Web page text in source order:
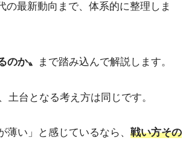
最新動向まで、体系的に整理しま
のか〟 まで踏み込んで解説します。
台となる考え方は同じです。
い」と感じているなら、 戦い方その